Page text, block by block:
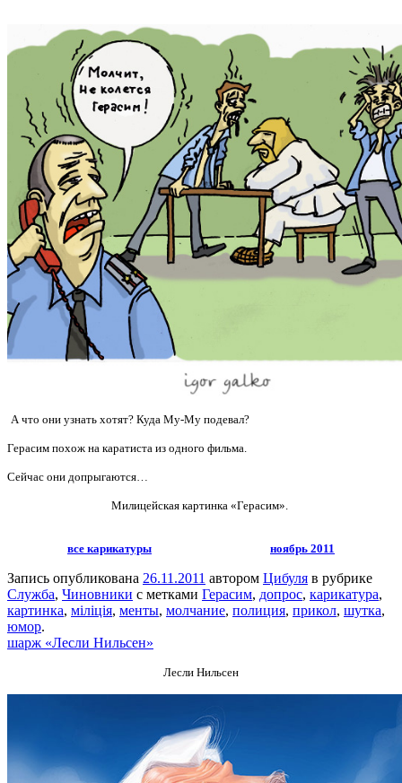
А что они узнать хотят? Куда Му-Му подевал?
Герасим похож на каратиста из одного фильма.
Сейчас они допрыгаются…
Милицейская картинка «Герасим».
все карикатуры ноябрь 2011
Запись опубликована 26.11.2011 автором Цибуля в рубрике
Служба, Чиновники с метками Герасим, допрос, карикатура,
картинка, міліція, менты, молчание, полиция, прикол, шутка,
юмор.
шарж «Лесли Нильсен»
Лесли Нильсен